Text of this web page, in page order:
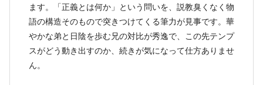
ます。「正義とは何か」という問いを、説教臭くなく物
語の構造そのもので突きつけてくる筆力が見事です。華
やかな弟と日陰を歩む兄の対比が秀逸で、この先テンプ
スがどう動き出すのか、続きが気になって仕方ありませ
ん。